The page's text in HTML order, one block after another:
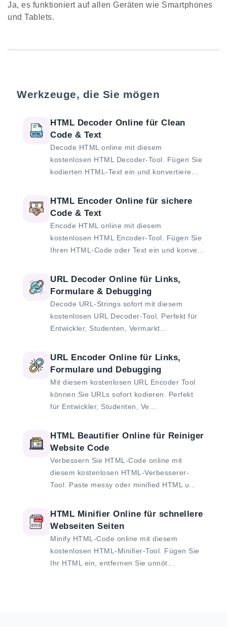
Ja, es funktioniert auf allen Geräten wie Smartphones
und Tablets.
Werkzeuge, die Sie mögen
HTML Decoder Online für Clean
Code & Text
Decode HTML online mit diesem
kostenlosen HTML Decoder-Tool. Fügen Sie
kodierten HTML-Text ein und konvertiere...
HTML Encoder Online für sichere
Code & Text
Encode HTML online mit diesem
kostenlosen HTML Encoder-Tool. Fügen Sie
Ihren HTML-Code oder Text ein und konve...
URL Decoder Online für Links,
Formulare & Debugging
Decode URL-Strings sofort mit diesem
kostenlosen URL Decoder-Tool. Perfekt für
Entwickler, Studenten, Vermarkt...
URL Encoder Online für Links,
Formulare und Debugging
Mit diesem kostenlosen URL Encoder Tool
können Sie URLs sofort kodieren. Perfekt
für Entwickler, Studenten, Ve...
HTML Beautifier Online für Reiniger
Website Code
Verbessern Sie HTML-Code online mit
diesem kostenlosen HTML-Verbesserer-
Tool. Paste messy oder minified HTML u...
HTML Minifier Online für schnellere
Webseiten Seiten
Minify HTML-Code online mit diesem
kostenlosen HTML-Minifier-Tool. Fügen Sie
Ihr HTML ein, entfernen Sie unnöt...